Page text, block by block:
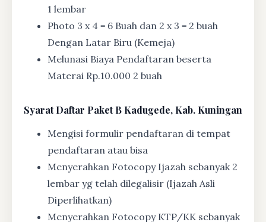
1 lembar
Photo 3 x 4 = 6 Buah dan 2 x 3 = 2 buah
Dengan Latar Biru (Kemeja)
Melunasi Biaya Pendaftaran beserta
Materai Rp.10.000 2 buah
SyaratDaftar Paket B Kadugede, Kab. Kuningan
Mengisi formulir pendaftaran di tempat
pendaftaran atau bisa
Menyerahkan Fotocopy Ijazah sebanyak 2
lembar yg telah dilegalisir (Ijazah Asli
Diperlihatkan)
Menyerahkan Fotocopy KTP/KK sebanyak